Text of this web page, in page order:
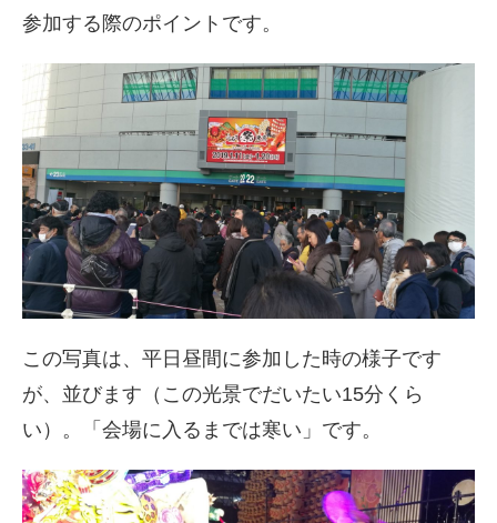
参加する際のポイントです。
この写真は、平日昼間に参加した時の様子です
が、並びます（この光景でだいたい15分くら
い）。「会場に入るまでは寒い」です。